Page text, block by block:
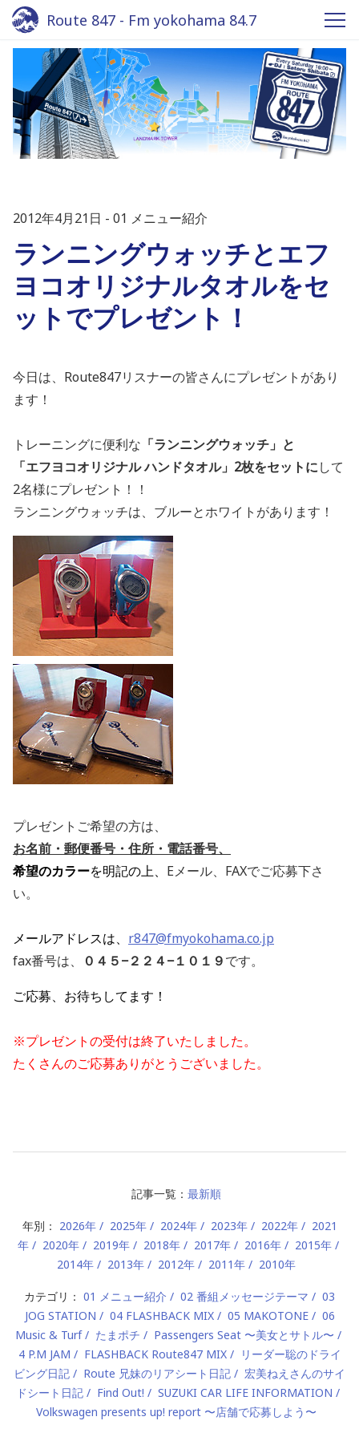
Route 847 - Fm yokohama 84.7
2012年4月21日 01 メニュー紹介
ランニングウォッチとエフ
ヨコオリジナルタオルをセ
ットでプレゼント！
今日は、Route847リスナーの皆さんにプレゼントがあり
ます！
トレーニングに便利な 「ランニングウォッチ」と
「エフヨコオリジナル ハンドタオル」2枚をセットにして
2名様にプレゼント！！
ランニングウォッチは、ブルーとホワイトがあります！
プレゼントご希望の方は、
お名前・郵便番号・住所・電話番号、
希望のカラーを明記の上、 Eメール、FAXでご応募下さ
い。
メールアドレスは、 r847@fmyokohama.co.jp
fax番号は、
０４５−２２４−１０１９です。
ご応募、お待ちしてます！
※プレゼントの受付は終了いたしました。
たくさんのご応募ありがとうございました。
記事一覧： 最新順
年別： 2026年 2025年 2024年 2023年 2022年
2021
年
2020年 2019年 2018年 2017年 2016年
2015年
2014年
2013年 2012年 2011年 2010年
カテゴリ： 01 メニュー紹介 02 番組メッセージテーマ
03
JOG STATION
04 FLASHBACK MIX 05 MAKOTONE
06
Music & Turf
たまポチ
Passengers Seat 〜美女とサトル〜
4 P.M JAM
FLASHBACK Route847 MIX
リーダー聡のドライ
ビング日記
Route 兄妹のリアシート日記
宏美ねえさんのサイ
ドシート日記
Find Out!
SUZUKI CAR LIFE INFORMATION
Volkswagen presents up! report 〜店舗で応募しよう〜